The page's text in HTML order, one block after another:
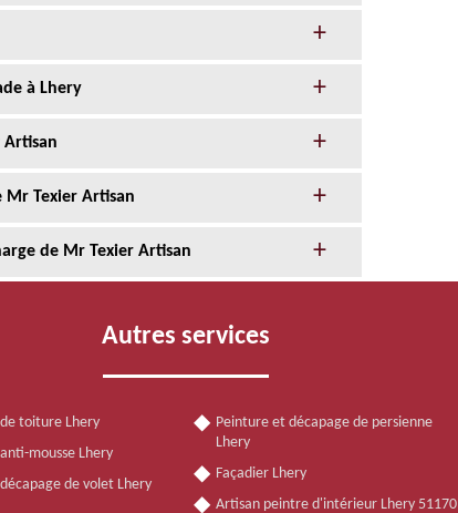
à Lhery
Artisan
Mr Texier Artisan
de Mr Texier Artisan
Autres services
toiture Lhery
mousse Lhery
de volet Lhery
Peinture et décapage de persienne
Lhery
Façadier Lhery
Artisan peintre d'intérieur Lhery 51170